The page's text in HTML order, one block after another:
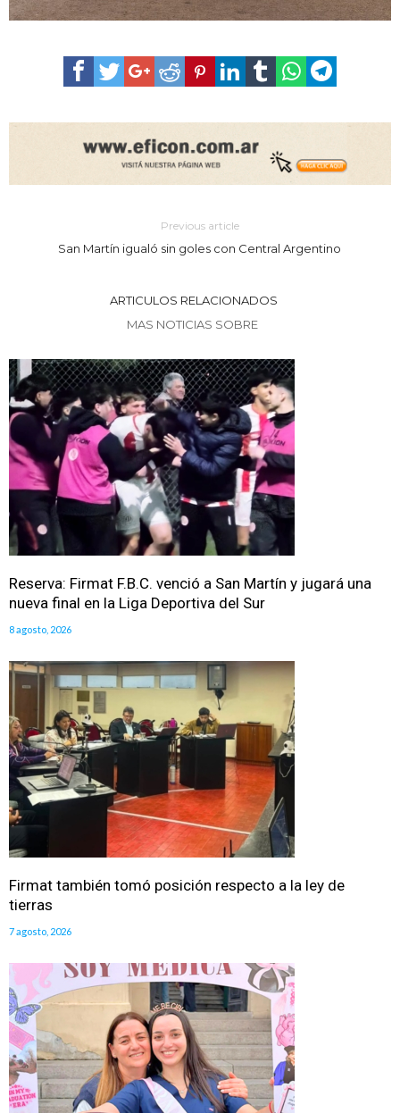
Previous article
San Martín igualó sin goles con Central Argentino
ARTICULOS RELACIONADOS
MAS NOTICIAS SOBRE
Reserva: Firmat F.B.C. venció a San Martín y jugará una
nueva final en la Liga Deportiva del Sur
8 agosto, 2026
Firmat también tomó posición respecto a la ley de
tierras
7 agosto, 2026